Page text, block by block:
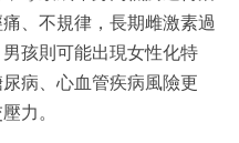
、不規律，長期雌激素過
孩則可能出現女性化特
病、心血管疾病風險更
力。